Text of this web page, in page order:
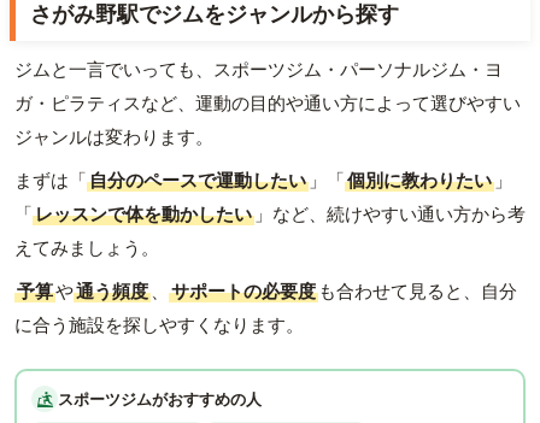
さがみ野駅でジムをジャンルから探す
ジムと一言でいっても、スポーツジム・パーソナルジム・ヨ
ガ・ピラティスなど、運動の目的や通い方によって選びやすい
ジャンルは変わります。
まずは「自分のペースで運動したい 」「個別に教わりたい 」
「レッスンで体を動かしたい 」など、続けやすい通い方から考
えてみましょう。
予算や通う頻度 、 サポートの必要度 も合わせて見ると、自分
に合う施設を探しやすくなります。
スポーツジムがおすすめの人